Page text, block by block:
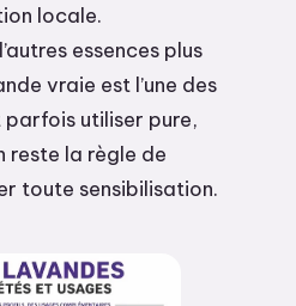
locale.
essences plus
vraie est l’une des
parfois utiliser pure,
reste la règle de
toute sensibilisation.